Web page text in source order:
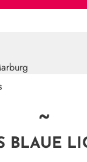
~
BLAUE